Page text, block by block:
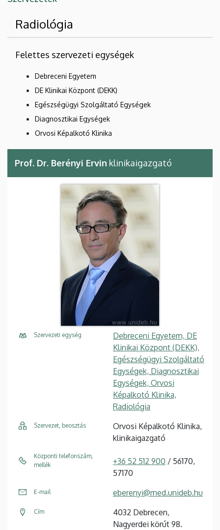
Radiológia
Felettes szervezeti egységek
Debreceni Egyetem
DE Klinikai Központ (DEKK)
Egészségügyi Szolgáltató Egységek
Diagnosztikai Egységek
Orvosi Képalkotó Klinika
Prof. Dr. Berényi Ervin klinikaigazgató
Szervezeti egység
Debreceni Egyetem, DE
Klinikai Központ (DEKK),
Egészségügyi Szolgáltató
Egységek, Diagnosztikai
Egységek, Orvosi
Képalkotó Klinika,
Radiológia
Szervezet, beosztás
Orvosi Képalkotó Klinika,
klinikaigazgató
Központi telefonszám,
mellék
+36 52 512 900 / 56170,
57170
E-mail eberenyi@med.unideb.hu
Cím
4032 Debrecen,
Nagyerdei körút 98.